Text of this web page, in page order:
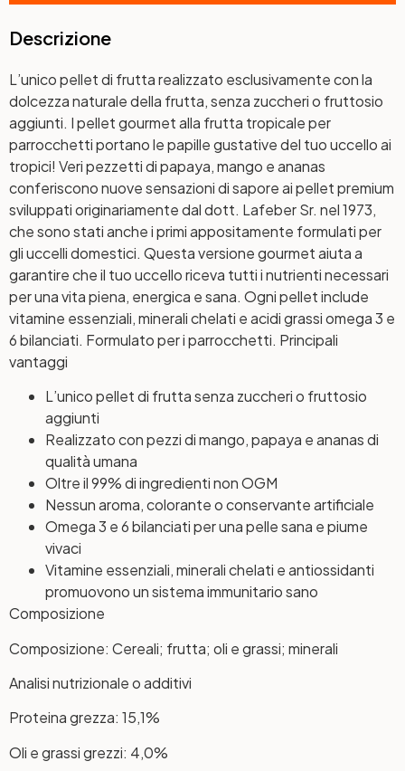
Descrizione
L’unico pellet di frutta realizzato esclusivamente con la
dolcezza naturale della frutta, senza zuccheri o fruttosio
aggiunti. I pellet gourmet alla frutta tropicale per
parrocchetti portano le papille gustative del tuo uccello ai
tropici! Veri pezzetti di papaya, mango e ananas
conferiscono nuove sensazioni di sapore ai pellet premium
sviluppati originariamente dal dott. Lafeber Sr. nel 1973,
che sono stati anche i primi appositamente formulati per
gli uccelli domestici. Questa versione gourmet aiuta a
garantire che il tuo uccello riceva tutti i nutrienti necessari
per una vita piena, energica e sana. Ogni pellet include
vitamine essenziali, minerali chelati e acidi grassi omega 3 e
6 bilanciati. Formulato per i parrocchetti. Principali
vantaggi
L’unico pellet di frutta senza zuccheri o fruttosio
aggiunti
Realizzato con pezzi di mango, papaya e ananas di
qualità umana
Oltre il 99% di ingredienti non OGM
Nessun aroma, colorante o conservante artificiale
Omega 3 e 6 bilanciati per una pelle sana e piume
vivaci
Vitamine essenziali, minerali chelati e antiossidanti
promuovono un sistema immunitario sano
Composizione
Composizione: Cereali; frutta; oli e grassi; minerali
Analisi nutrizionale o additivi
Proteina grezza: 15,1%
Oli e grassi grezzi: 4,0%